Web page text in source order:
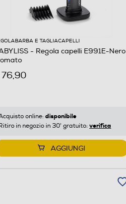
E TAGLIACAPELLI
- Regola capelli E991E-Nero
online: disponibile
Ritiro in negozio in 30' gratuito: verifica
AGGIUNGI